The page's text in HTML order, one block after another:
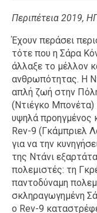
Περιπέτεια 2019,
Έχουν περάσει
τότε που η Σάρα
άλλαξε το μέλλον
ανθρωπότητας. Η
απλή ζωή στην
(Ντιέγκο Μπονέτα)
υψηλά προηγμένος
Rev-9 (Γκάμπριελ
για να την
της Ντάνι
πολεμιστές: τη
παντοδύναμη
σκληραγωγημένη
ο Rev-9